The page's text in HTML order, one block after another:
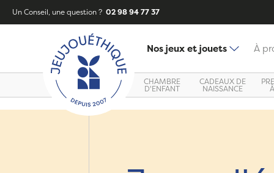
Un Conseil, une question ? 02 98 94 77 37
Nos jeux et jouets À
CHAMBRE
D'ENFANT
CADEAUX DE
NAISSANCE